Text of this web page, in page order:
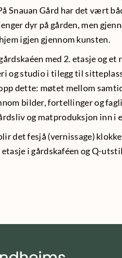
Snauan Gård har det vært
dyr på gården, men
igjen gjennom kunsten.
med 2. etasje og et
og studio i tilegg til
dette: møtet mellom
bilder, fortellinger og
og matproduksjon inn i
det fesjå (vernissage)
i gårdskaféen og Q-